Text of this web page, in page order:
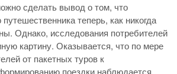
сделать вывод о том, что
теперь, как никогда
Однако, исследования потребителей
картину. Оказывается, что по мере
от пакетных туров к
поездки наблюдается